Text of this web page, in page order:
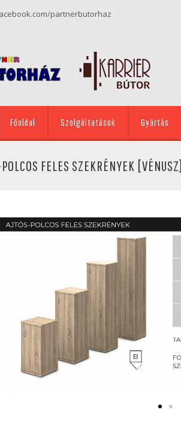
partnerbutorhaz
Főoldal Szolgáltatások Gyártás
FELES SZEKRÉNYEK [VÉNUSZ]